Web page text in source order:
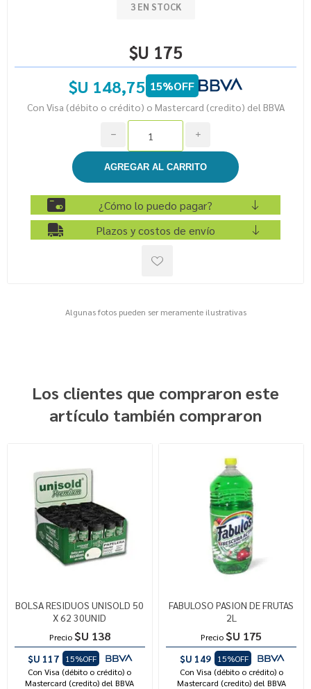
3 EN STOCK
$U 175
$U 148,75 15%OFF
Con Visa (débito o crédito) o Mastercard (credito) del BBVA
i
h
¿Cómo lo puedo pagar?
Plazos y costos de envío
Algunas fotos pueden ser meramente ilustrativas
Los clientes que compraron este
artículo también compraron
BOLSA RESIDUOS UNISOLD 50
X 62 30UNID
Precio $U 138
$U 117
15%OFF
Con Visa (débito o crédito) o
Mastercard (credito) del BBVA
FABULOSO PASION DE FRUTAS
2L
Precio $U 175
$U 149
15%OFF
Con Visa (débito o crédito) o
Mastercard (credito) del BBVA